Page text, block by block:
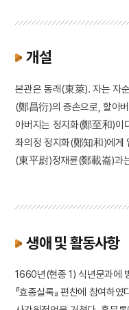
개설
본관은 동래(東萊). 자는 자
(鄭昌衍)의 증손으로, 할아
아버지는 정지화(鄭至和)이
좌의정 정지화(鄭知和)에게
(東平尉)정재륜(鄭載崙)과
생애 및 활동사항
1660년(현종 1) 식년문과에
『효종실록』 편찬에 참여하